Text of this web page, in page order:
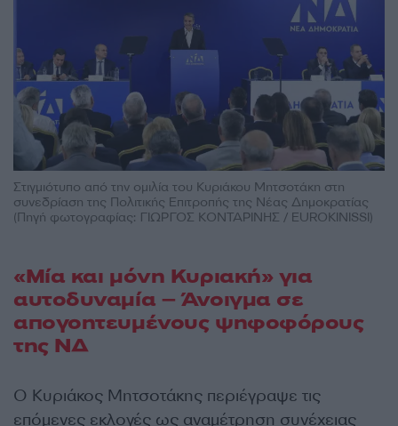
Στιγμιότυπο από την ομιλία του Κυριάκου Μητσοτάκη στη
συνεδρίαση της Πολιτικής Επιτροπής της Νέας Δημοκρατίας
(Πηγή φωτογραφίας: ΓΙΩΡΓΟΣ ΚΟΝΤΑΡΙΝΗΣ / EUROKINISSI)
«Μία και μόνη Κυριακή» για
αυτοδυναμία – Άνοιγμα σε
απογοητευμένους ψηφοφόρους
της ΝΔ
Ο Κυριάκος Μητσοτάκης περιέγραψε τις
επόμενες εκλογές ως αναμέτρηση συνέχειας